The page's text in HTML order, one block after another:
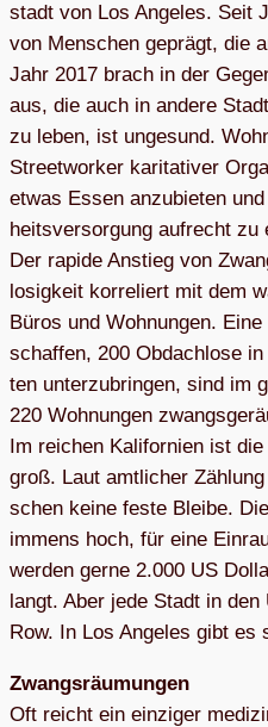
stadt von Los Ange­les. Seit
von Men­schen geprägt, die
Jahr 2017 brach in der
aus, die auch in andere
zu leben, ist unge­sund.
Street­wor­ker kari­ta­ti­ver
etwas Essen anzu­bie­ten
heits­ver­sor­gung auf­recht zu
Der rapide Anstieg von
lo­sig­keit kor­re­liert mit dem
Büros und Woh­nun­gen.
schaf­fen, 200 Obdach­lose
ten unter­zu­brin­gen, sind im
220 Woh­nun­gen
Im rei­chen Kali­for­nien ist
groß. Laut amt­li­cher
schen keine feste Bleibe.
immens hoch, für eine
wer­den gerne 2.000 US
langt. Aber jede Stadt in
Row. In Los Ange­les gibt es
Zwangs­räu­mun­gen
Oft reicht ein ein­zi­ger